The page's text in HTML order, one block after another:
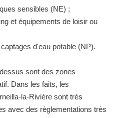
sensibles (NE) ;
et équipements de loisir ou
d'eau potable (NP).
sont des zones
Dans les faits, les
la-Rivière sont très
avec des règlementations très